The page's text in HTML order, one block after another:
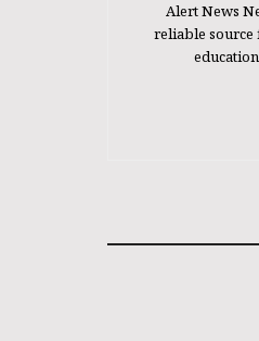
Alert News
reliable source